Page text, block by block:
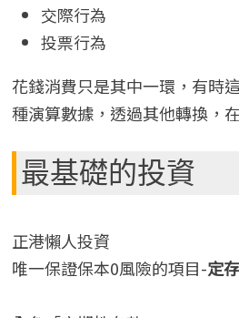
交際行為
投票行為
花錢消費只是其中一環，有時
種演算數據，透過其他轉換，
最基礎的投資
正港懶人投資
唯一保證保本0風險的項目-定存